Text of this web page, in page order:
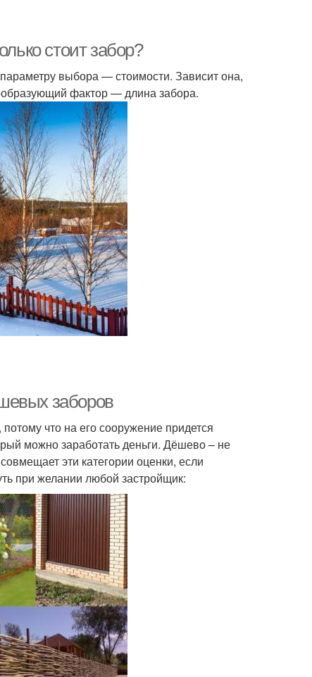
стоит забор?
выбора — стоимости. Зависит она,
фактор — длина забора.
заборов
что на его сооружение придется
можно заработать деньги. Дёшево – не
эти категории оценки, если
при желании любой застройщик: